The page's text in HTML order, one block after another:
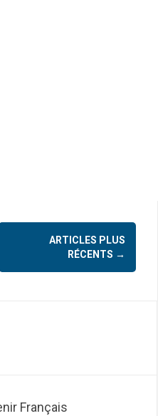
ARTICLES PLUS
RÉCENTS →